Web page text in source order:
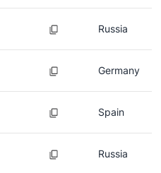
Russia
Germany
Spain
Russia